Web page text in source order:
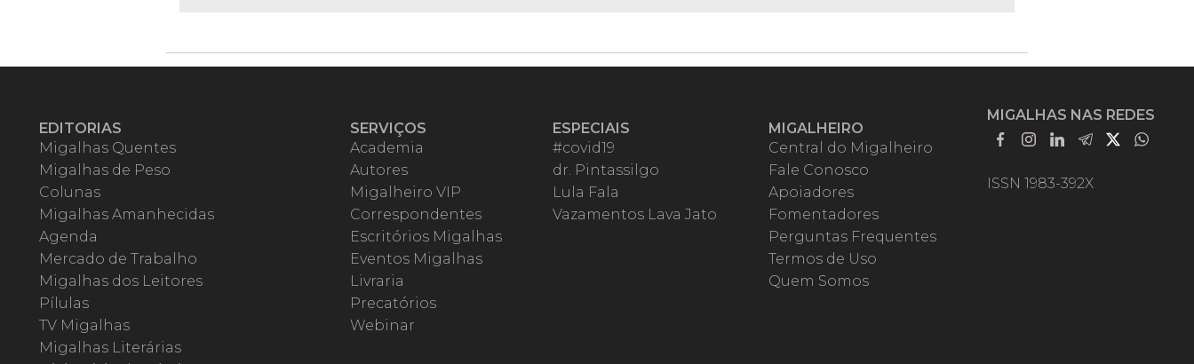
EDITORIAS
Migalhas Quentes
Migalhas de Peso
Colunas
Migalhas Amanhecidas
Agenda
Mercado de Trabalho
Migalhas dos Leitores
Pílulas
TV Migalhas
Migalhas Literárias
SERVIÇOS
Academia
Autores
Migalheiro VIP
Correspondentes
Escritórios Migalhas
Eventos Migalhas
Livraria
Precatórios
Webinar
ESPECIAIS
#covid19
dr. Pintassilgo
Lula Fala
Vazamentos Lava Jato
MIGALHEIRO
Central do Migalheiro
Fale Conosco
Apoiadores
Fomentadores
Perguntas Frequentes
Termos de Uso
Quem Somos
MIGALHAS NAS REDES
ISSN 1983-392X